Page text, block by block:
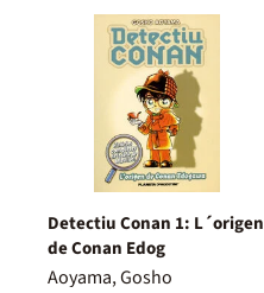
Detectiu Conan 1: L´origen
de Conan Edog
Aoyama, Gosho